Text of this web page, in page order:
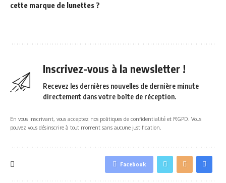
cette marque de lunettes ?
Inscrivez-vous à la newsletter !
Recevez les dernières nouvelles de dernière minute
directement dans votre boîte de réception.
En vous inscrivant, vous acceptez nos politiques de confidentialité et RGPD. Vous
pouvez vous désinscrire à tout moment sans aucune justification.
Facebook